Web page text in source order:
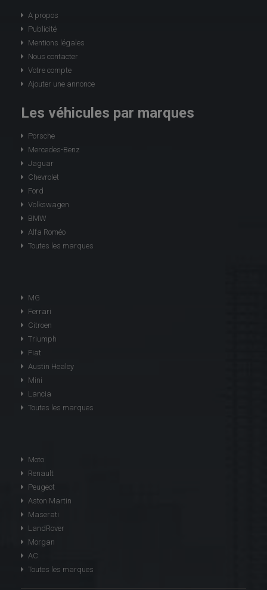
A propos
Publicité
Mentions légales
Nous contacter
Votre compte
Ajouter une annonce
Les véhicules par marques
Porsche
Mercedes-Benz
Jaguar
Chevrolet
Ford
Volkswagen
BMW
Alfa Roméo
Toutes les marques
MG
Ferrari
Citroen
Triumph
Fiat
Austin Healey
Mini
Lancia
Toutes les marques
Moto
Renault
Peugeot
Aston Martin
Maserati
LandRover
Morgan
AC
Toutes les marques